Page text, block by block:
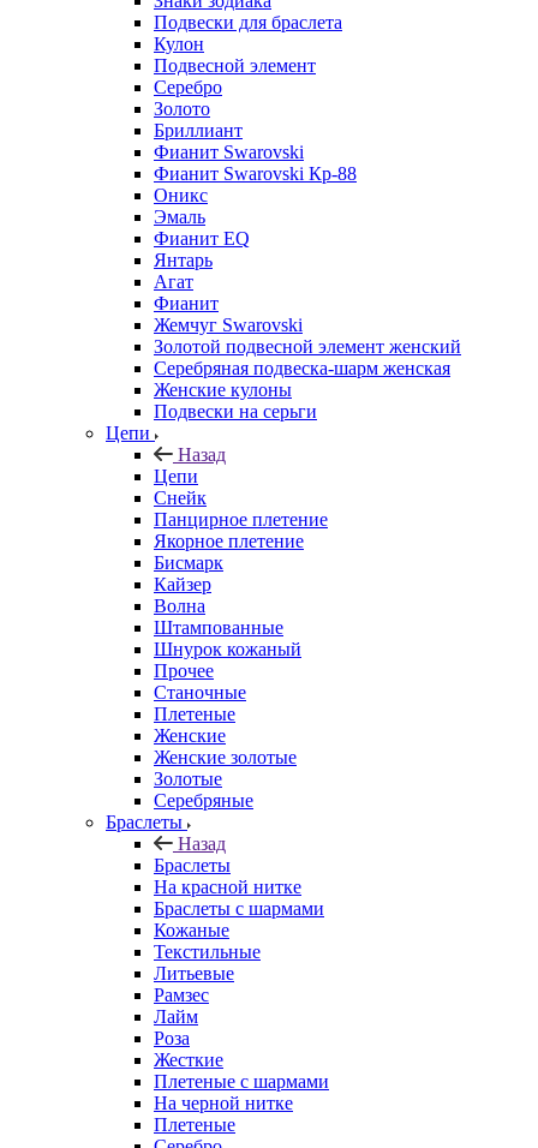
Подвески для браслета
Кулон
Подвесной элемент
Серебро
Золото
Бриллиант
Фианит Swarovski
Фианит Swarovski Кр-88
Оникс
Эмаль
Фианит EQ
Янтарь
Агат
Фианит
Жемчуг Swarovski
Золотой подвесной элемент женcкий
Серебряная подвеска-шарм женская
Женские кулоны
Подвески на серьги
Цепи
Назад
Цепи
Снейк
Панцирное плетение
Якорное плетение
Бисмарк
Кайзер
Волна
Штампованные
Шнурок кожаный
Прочее
Станочные
Плетеные
Женские
Женские золотые
Золотые
Серебряные
Браслеты
Назад
Браслеты
На красной нитке
Браслеты с шармами
Кожаные
Текстильные
Литьевые
Рамзес
Лайм
Роза
Жесткие
Плетеные с шармами
На черной нитке
Плетеные